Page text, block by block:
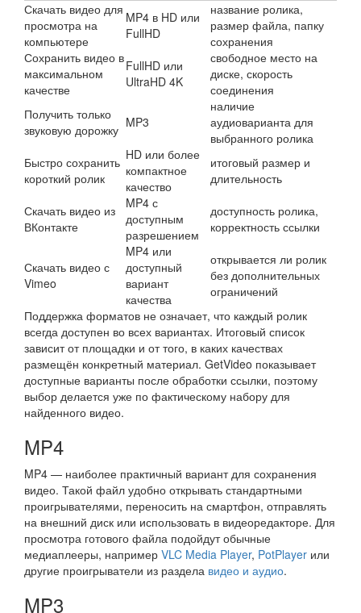
Скачать видео для
просмотра на
компьютере
MP4 в HD или
FullHD
название ролика,
размер файла, папку
сохранения
Сохранить видео в
максимальном
качестве
FullHD или
UltraHD 4K
свободное место на
диске, скорость
соединения
Получить только
звуковую дорожку MP3
наличие
аудиоварианта для
выбранного ролика
Быстро сохранить
короткий ролик
HD или более
компактное
качество
итоговый размер и
длительность
Скачать видео из
ВКонтакте
MP4 с
доступным
разрешением
доступность ролика,
корректность ссылки
Скачать видео с
Vimeo
MP4 или
доступный
вариант
качества
открывается ли ролик
без дополнительных
ограничений
Поддержка форматов не означает, что каждый ролик
всегда доступен во всех вариантах. Итоговый список
зависит от площадки и от того, в каких качествах
размещён конкретный материал. GetVideo показывает
доступные варианты после обработки ссылки, поэтому
выбор делается уже по фактическому набору для
найденного видео.
MP4
MP4 — наиболее практичный вариант для сохранения
видео. Такой файл удобно открывать стандартными
проигрывателями, переносить на смартфон, отправлять
на внешний диск или использовать в видеоредакторе. Для
просмотра готового файла подойдут обычные
медиаплееры, например VLC Media Player, PotPlayer или
другие проигрыватели из раздела видео и аудио.
MP3